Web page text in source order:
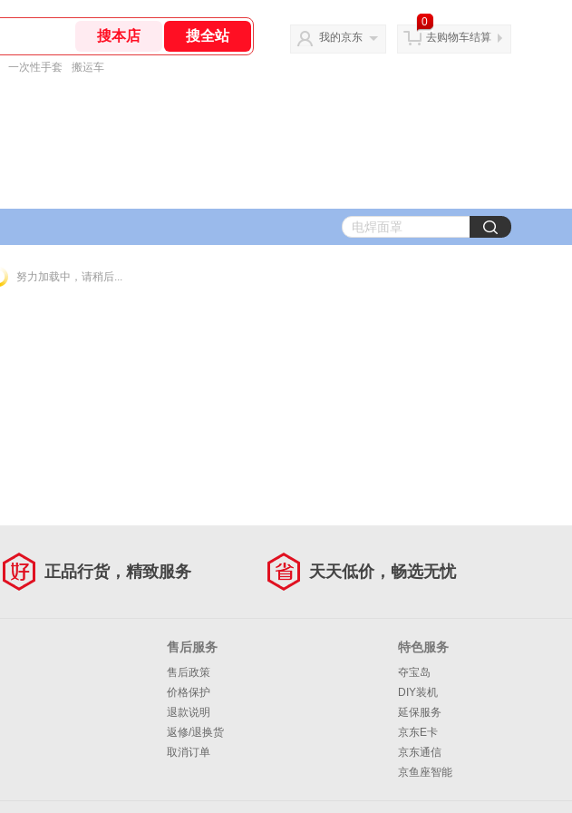
一次性手套 搬运车
我的京东
0
去购物车结算
努力加载中，请稍后...
正品行货，精致服务 天天低价，畅选无忧
售后服务
售后政策
价格保护
退款说明
返修/退换货
取消订单
特色服务
夺宝岛
DIY装机
延保服务
京东E卡
京东通信
京鱼座智能